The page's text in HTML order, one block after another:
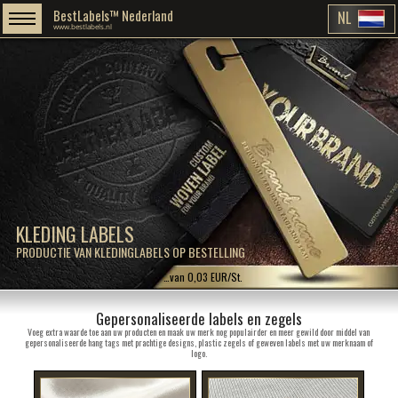
KLEDING LABELS
PRODUCTIE VAN KLEDINGLABELS OP BESTELLING
BestLabels™ Nederland
www.bestlabels.nl NL
…van 0,03 EUR/St.
Gepersonaliseerde labels en zegels
Voeg extra waarde toe aan uw producten en maak uw merk nog populairder en meer gewild door middel van
gepersonaliseerde hang tags met prachtige designs, plastic zegels of geweven labels met uw merknaam of
logo.